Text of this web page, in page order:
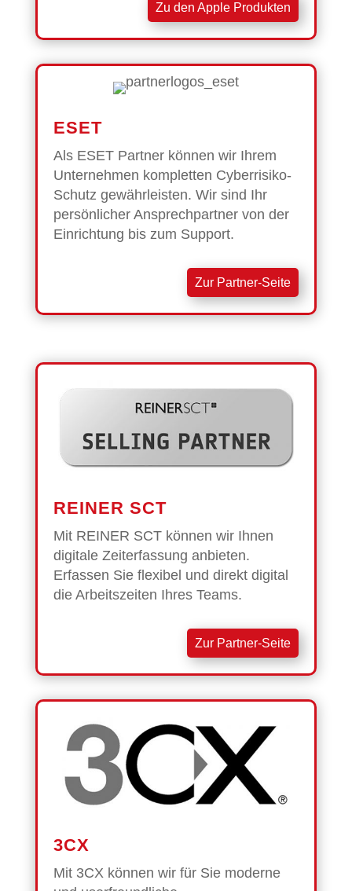
Zu den Apple Produkten
ESET
Als ESET Partner können wir Ihrem
Unternehmen kompletten Cyberrisiko-
Schutz gewährleisten. Wir sind Ihr
persönlicher Ansprechpartner von der
Einrichtung bis zum Support.
Zur Partner-Seite
REINER SCT
Mit REINER SCT können wir Ihnen
digitale Zeiterfassung anbieten.
Erfassen Sie flexibel und direkt digital
die Arbeitszeiten Ihres Teams.
Zur Partner-Seite
3CX
Mit 3CX können wir für Sie moderne